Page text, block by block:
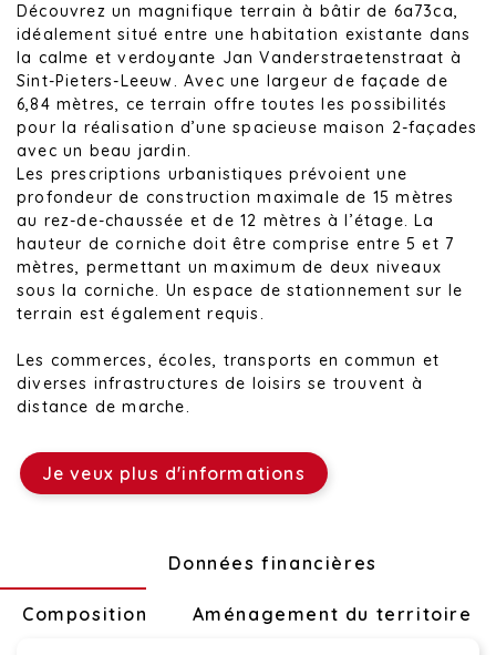
Découvrez un magnifique terrain à bâtir de 6a73ca,
idéalement situé entre une habitation existante dans
la calme et verdoyante Jan Vanderstraetenstraat à
Sint-Pieters-Leeuw. Avec une largeur de façade de
6,84 mètres, ce terrain offre toutes les possibilités
pour la réalisation d’une spacieuse maison 2-façades
avec un beau jardin.
Les prescriptions urbanistiques prévoient une
profondeur de construction maximale de 15 mètres
au rez-de-chaussée et de 12 mètres à l’étage. La
hauteur de corniche doit être comprise entre 5 et 7
mètres, permettant un maximum de deux niveaux
sous la corniche. Un espace de stationnement sur le
terrain est également requis.
Les commerces, écoles, transports en commun et
diverses infrastructures de loisirs se trouvent à
distance de marche.
Je veux plus d'informations
Données financières
Composition Aménagement du territoire